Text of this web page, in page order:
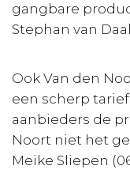
gangbare
Stephan van Daal
Ook Van den
een scherp
aanbieders de
Noort niet het
Meike Sliepen (06